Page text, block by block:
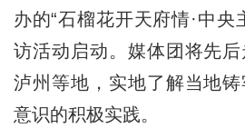
办的“石榴花开天府情·中央
访活动启动。媒体团将先后
泸州等地，实地了解当地
意识的积极实践。